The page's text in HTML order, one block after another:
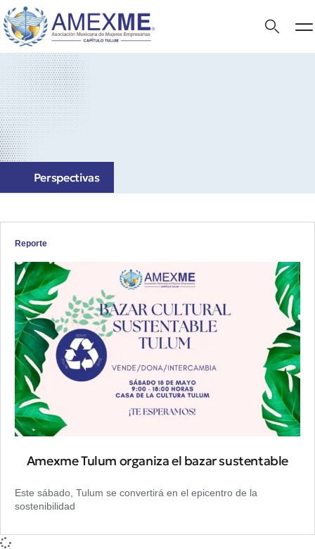
Perspectivas
Reporte
Amexme Tulum organiza el bazar sustentable
Este sábado, Tulum se convertirá en el epicentro de la
sostenibilidad